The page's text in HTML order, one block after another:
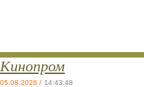
Кинопром
05.08.2026 / 14:43:48